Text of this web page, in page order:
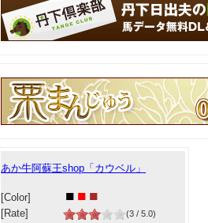
あか牛阿蘇王shop「カウベル」
[Color] ■ ■ ■
[Rate] (3 / 5.0)